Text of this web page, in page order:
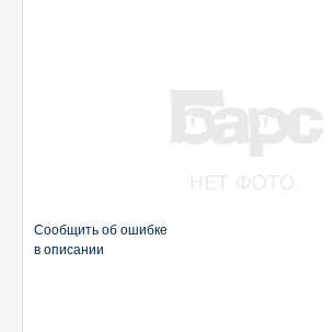
Сообщить об ошибке
в описании